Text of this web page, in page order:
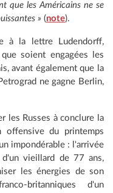
que les Américains ne se
» (note).
à la lettre Ludendorff,
soient engagées les
avant également que la
ne gagne Berlin,
les Russes à conclure la
offensive du printemps
impondérable : l'arrivée
vieillard de 77 ans,
les énergies de son
britanniques d'un